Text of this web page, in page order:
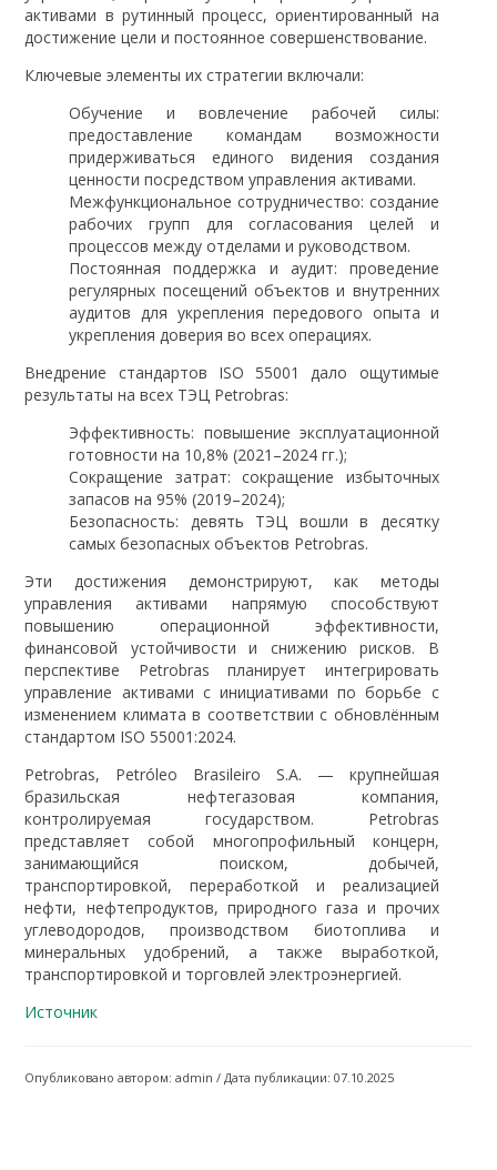
активами в рутинный процесс, ориентированный на
достижение цели и постоянное совершенствование.
Ключевые элементы их стратегии включали:
Обучение и вовлечение рабочей силы:
предоставление командам возможности
придерживаться единого видения создания
ценности посредством управления активами.
Межфункциональное сотрудничество: создание
рабочих групп для согласования целей и
процессов между отделами и руководством.
Постоянная поддержка и аудит: проведение
регулярных посещений объектов и внутренних
аудитов для укрепления передового опыта и
укрепления доверия во всех операциях.
Внедрение стандартов ISO 55001 дало ощутимые
результаты на всех ТЭЦ Petrobras:
Эффективность: повышение эксплуатационной
готовности на 10,8% (2021–2024 гг.);
Сокращение затрат: сокращение избыточных
запасов на 95% (2019–2024);
Безопасность: девять ТЭЦ вошли в десятку
самых безопасных объектов Petrobras.
Эти достижения демонстрируют, как методы
управления активами напрямую способствуют
повышению операционной эффективности,
финансовой устойчивости и снижению рисков. В
перспективе Petrobras планирует интегрировать
управление активами с инициативами по борьбе с
изменением климата в соответствии с обновлённым
стандартом ISO 55001:2024.
Petrobras, Petróleo Brasileiro S.A. — крупнейшая
бразильская нефтегазовая компания,
контролируемая государством. Petrobras
представляет собой многопрофильный концерн,
занимающийся поиском, добычей,
транспортировкой, переработкой и реализацией
нефти, нефтепродуктов, природного газа и прочих
углеводородов, производством биотоплива и
минеральных удобрений, а также выработкой,
транспортировкой и торговлей электроэнергией.
Источник
Опубликовано автором: admin / Дата публикации: 07.10.2025